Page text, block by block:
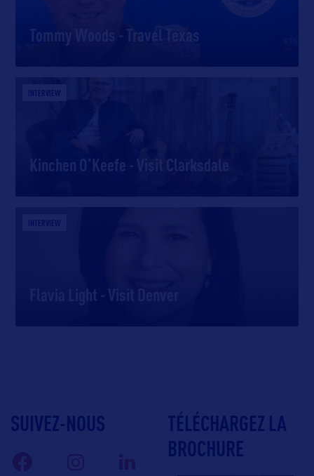
Tommy Woods - Travel Texas
INTERVIEW
Kinchen O’Keefe - Visit Clarksdale
INTERVIEW
Flavia Light - Visit Denver
SUIVEZ-NOUS
TÉLÉCHARGEZ LA
BROCHURE